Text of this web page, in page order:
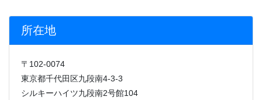
所在地
〒102-0074
東京都千代田区九段南4-3-3
シルキーハイツ九段南2号館104